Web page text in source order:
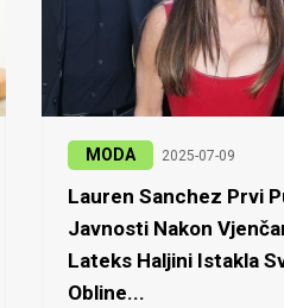
MODA 2025-07-09
Lauren Sanchez Prvi
Javnosti Nakon
Lateks Haljini Istakla
Obline...